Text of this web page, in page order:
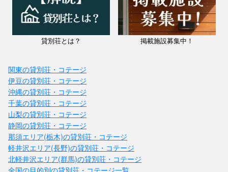
貸別荘とは？ 掲載施設募集中！
関東の貸別荘・コテージ
伊豆の貸別荘・コテージ
沖縄の貸別荘・コテージ
千葉の貸別荘・コテージ
山梨の貸別荘・コテージ
静岡の貸別荘・コテージ
那須エリア(栃木)の貸別荘・コテージ
軽井沢エリア(長野)の貸別荘・コテージ
北軽井沢エリア(群馬)の貸別荘・コテージ
全国の目的別の貸別荘・コテージ一覧